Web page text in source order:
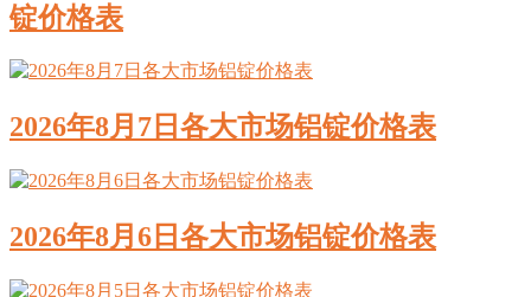
锭价格表
2026年8月7日各大市场铝锭价格表
2026年8月6日各大市场铝锭价格表